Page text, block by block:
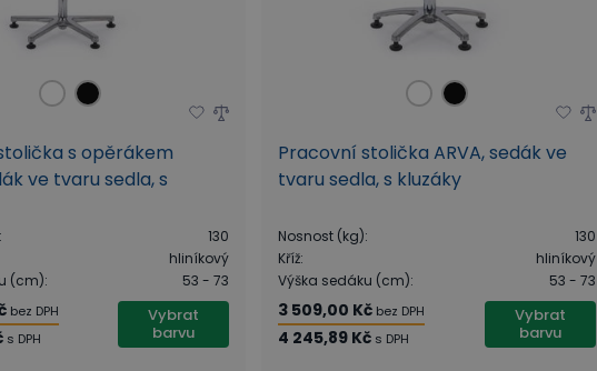
s opěrákem
ve tvaru sedla, s
:
130
hliníkový
(cm): 53 - 73
bez DPH
s DPH
Vybrat
barvu
Pracovní stolička ARVA, sedák ve
tvaru sedla, s kluzáky
Nosnost (kg):
130
Kříž:
hliníkový
Výška sedáku (cm): 53 - 73
3 509,00 Kč bez DPH
4 245,89 Kč s DPH
Vybrat
barvu